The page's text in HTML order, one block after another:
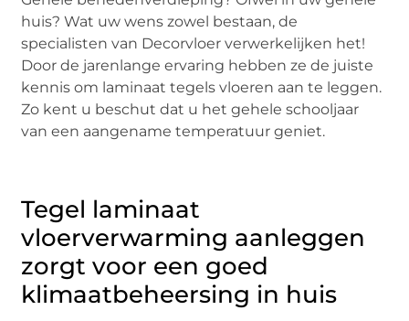
huis? Wat uw wens zowel bestaan, de
specialisten van Decorvloer verwerkelijken het!
Door de jarenlange ervaring hebben ze de juiste
kennis om laminaat tegels vloeren aan te leggen.
Zo kent u beschut dat u het gehele schooljaar
van een aangename temperatuur geniet.
Tegel laminaat
vloerverwarming aanleggen
zorgt voor een goed
klimaatbeheersing in huis